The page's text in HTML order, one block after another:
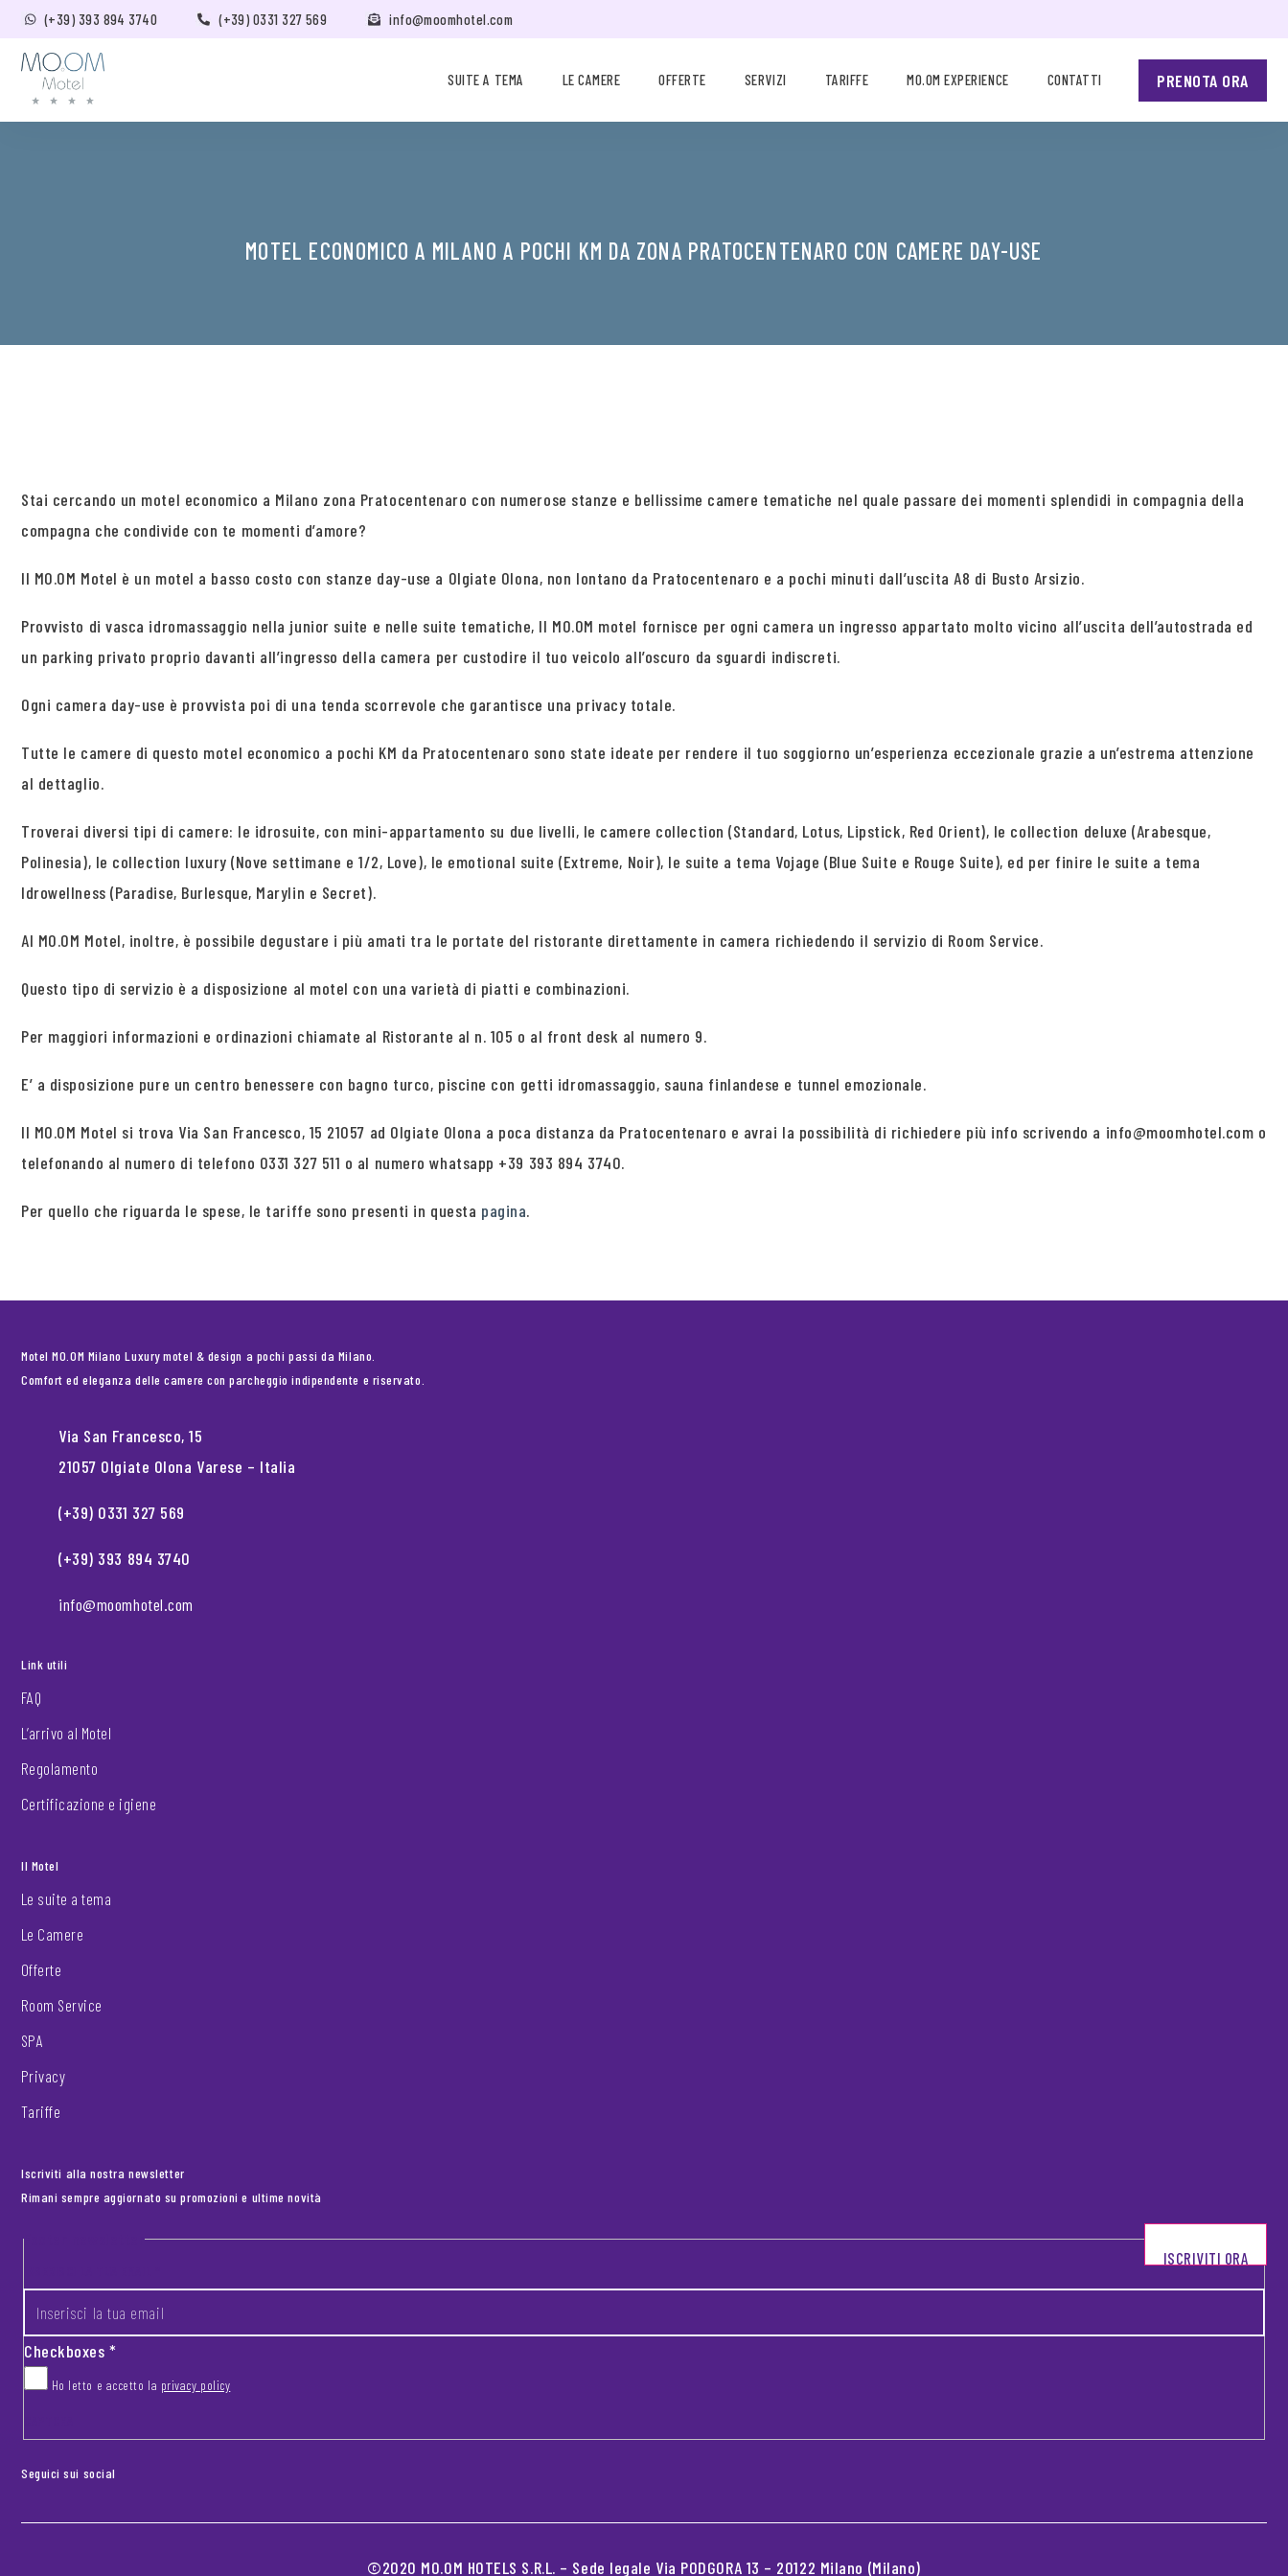
(+39) 393 894 3740 (+39) 0331 327 569 info@moomhotel.com
SUITE A TEMA LE CAMERE OFFERTE SERVIZI TARIFFE MO.OM EXPERIENCE CONTATTI PRENOTA ORA
MOTEL ECONOMICO A MILANO A POCHI KM DA ZONA PRATOCENTENARO CON CAMERE DAY-USE
Stai cercando un motel economico a Milano zona Pratocentenaro con numerose stanze e bellissime camere tematiche nel quale passare dei momenti splendidi in compagnia della
compagna che condivide con te momenti d’amore?
Il MO.OM Motel è un motel a basso costo con stanze day-use a Olgiate Olona, non lontano da Pratocentenaro e a pochi minuti dall’uscita A8 di Busto Arsizio.
Provvisto di vasca idromassaggio nella junior suite e nelle suite tematiche, Il MO.OM motel fornisce per ogni camera un ingresso appartato molto vicino all’uscita dell’autostrada ed
un parking privato proprio davanti all’ingresso della camera per custodire il tuo veicolo all’oscuro da sguardi indiscreti.
Ogni camera day-use è provvista poi di una tenda scorrevole che garantisce una privacy totale.
Tutte le camere di questo motel economico a pochi KM da Pratocentenaro sono state ideate per rendere il tuo soggiorno un’esperienza eccezionale grazie a un’estrema attenzione
al dettaglio.
Troverai diversi tipi di camere: le idrosuite, con mini-appartamento su due livelli, le camere collection (Standard, Lotus, Lipstick, Red Orient), le collection deluxe (Arabesque,
Polinesia), le collection luxury (Nove settimane e 1/2, Love), le emotional suite (Extreme, Noir), le suite a tema Vojage (Blue Suite e Rouge Suite), ed per finire le suite a tema
Idrowellness (Paradise, Burlesque, Marylin e Secret).
Al MO.OM Motel, inoltre, è possibile degustare i più amati tra le portate del ristorante direttamente in camera richiedendo il servizio di Room Service.
Questo tipo di servizio è a disposizione al motel con una varietà di piatti e combinazioni.
Per maggiori informazioni e ordinazioni chiamate al Ristorante al n. 105 o al front desk al numero 9.
E’ a disposizione pure un centro benessere con bagno turco, piscine con getti idromassaggio, sauna finlandese e tunnel emozionale.
Il MO.OM Motel si trova Via San Francesco, 15 21057 ad Olgiate Olona a poca distanza da Pratocentenaro e avrai la possibilità di richiedere più info scrivendo a info@moomhotel.com o
telefonando al numero di telefono 0331 327 511 o al numero whatsapp +39 393 894 3740.
Per quello che riguarda le spese, le tariffe sono presenti in questa pagina.
Motel MO.OM Milano Luxury motel & design a pochi passi da Milano.
Comfort ed eleganza delle camere con parcheggio indipendente e riservato.
Via San Francesco, 15
21057 Olgiate Olona Varese – Italia
(+39) 0331 327 569
(+39) 393 894 3740
info@moomhotel.com
Link utili
FAQ
L’arrivo al Motel
Regolamento
Certificazione e igiene
Il Motel
Le suite a tema
Le Camere
Offerte
Room Service
SPA
Privacy
Tariffe
Iscriviti alla nostra newsletter
Rimani sempre aggiornato su promozioni e ultime novità
Footer newsletter
Checkboxes*
Ho letto e accetto la privacy policy
ISCRIVITI ORA
Seguici sui social
©2020 MO.OM HOTELS S.R.L. – Sede legale Via PODGORA 13 – 20122 Milano (Milano)